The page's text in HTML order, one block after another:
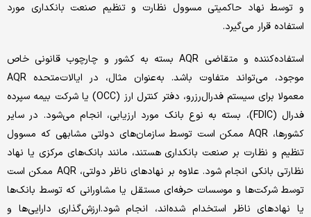
و توسط نهاد حاکمیتی مسوول نظارت و تنظیم صنعت بانکداری مورد
استفاده قرار می‌گیرد.
استفاده‌کننده و متقاضی AQR بسته به کشور و چارچوب قانونی خاص
موجود، می‌‌‌تواند متفاوت باشد. به‌عنوان مثال، در ایالات‌متحده AQR
معمولا برای سیستم فدرال‌رزرو، دفتر کنترل ارز (OCC) یا شرکت بیمه سپرده
فدرال (FDIC)، بسته به نوع بانک مورد ارزیابی، انجام می‌شود. در سایر
کشورها، AQR ممکن است توسط سازمان‌های دولتی مشابهی که مسوول
تنظیم و نظارت بر صنعت بانکداری هستند، مانند بانک‌های مرکزی یا نهاد
نظارتی بانکی انجام شود. علاوه بر نهادهای ناظر دولتی، AQR ممکن است
توسط شرکت‌ها و موسسات حرفه‌ای مستقل یا مشاورانی که توسط بانک‌ها
یا نهادهای ناظر استخدام شده‌‌‌اند، انجام شود.ارزش‌گذاری دارایی‌ها و